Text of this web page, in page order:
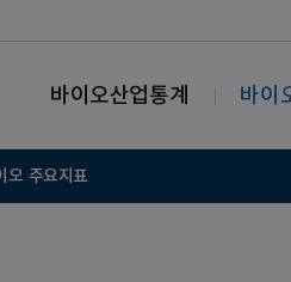
바이오산업통계 바이
오 주요지표